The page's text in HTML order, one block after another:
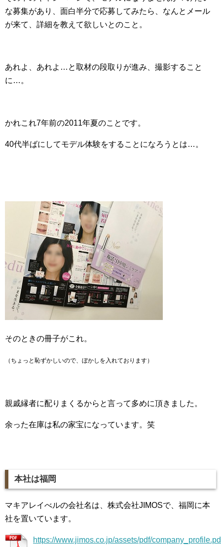
な募集があり、面白半分で応募してみたら、なんとメール
が来て、詳細を教えて欲しいとのこと。
あれよ、あれよ…と取材の段取りが進み、撮影すること
に…。
かれこれ7年前の2011年夏のことです。
40代半ばにしてモデル体験をすることになろうとは…。
そのときの冊子がこれ。
（ちょっと恥ずかしいので、ぼかしを入れております）
親戚縁者に配りまくるからと言って多めに頂きました。
余った在庫は私の家宝になっています。笑
本社は福岡
マキアレイべルの会社名は、株式会社JIMOSで、福岡に本
社を置いています。
https://www.jimos.co.jp/assets/pdf/